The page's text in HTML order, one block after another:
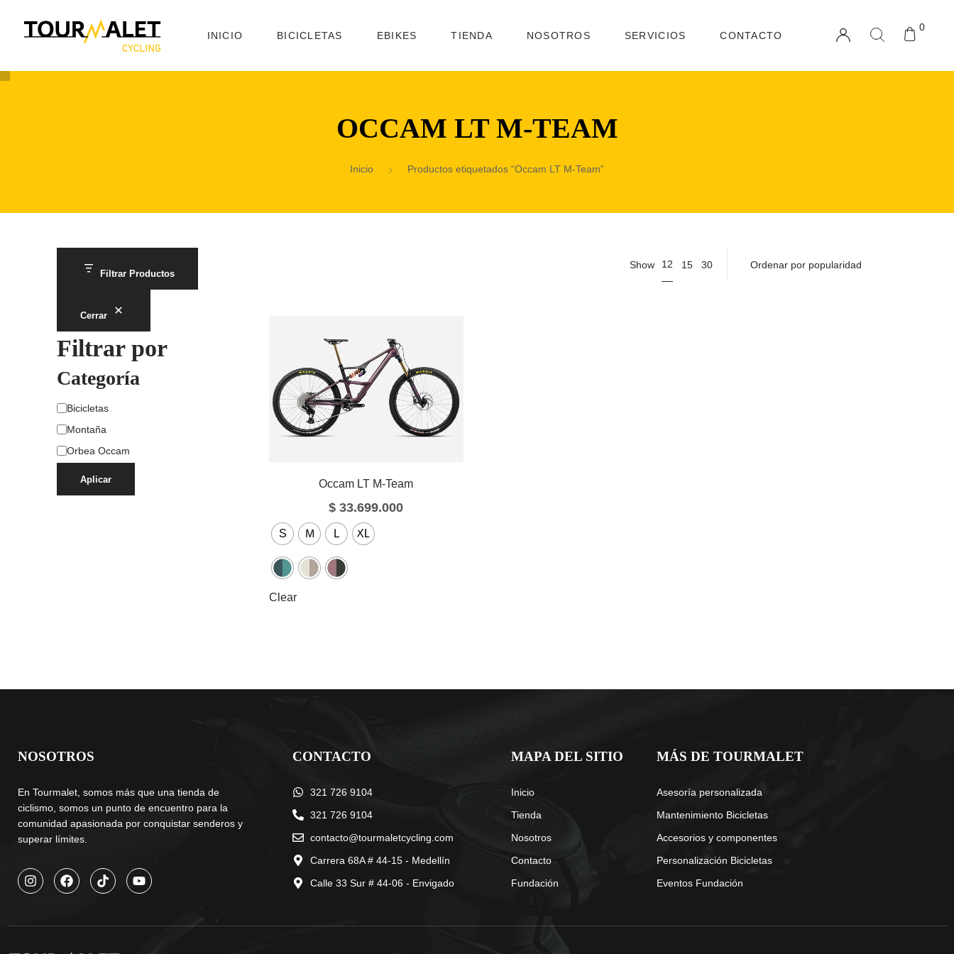
INICIO BICICLETAS EBIKES TIENDA NOSOTROS SERVICIOS CONTACTO
0
OCCAM LT M-TEAM
Inicio Productos etiquetados “Occam LT M-Team”
Filtrar Productos
Cerrar
Filtrar por
Categoría
Bicicletas
Montaña
Orbea Occam
Aplicar
Show 12 15 30
Occam LT M-Team
$ 33.699.000
S M L XL
Clear
NOSOTROS
En Tourmalet, somos más que una tienda de
ciclismo, somos un punto de encuentro para la
comunidad apasionada por conquistar senderos y
superar límites.
CONTACTO
321 726 9104
321 726 9104
contacto@tourmaletcycling.com
Carrera 68A # 44-15 - Medellín
Calle 33 Sur # 44-06 - Envigado
MAPA DEL SITIO
Inicio
Tienda
Nosotros
Contacto
Fundación
MÁS DE TOURMALET
Asesoría personalizada
Mantenimiento Bicicletas
Accesorios y componentes
Personalización Bicicletas
Eventos Fundación